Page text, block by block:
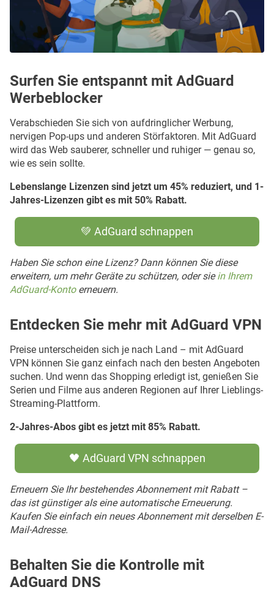
Surfen Sie entspannt mit AdGuard
Werbeblocker
Verabschieden Sie sich von aufdringlicher Werbung,
nervigen Pop-ups und anderen Störfaktoren. Mit AdGuard
wird das Web sauberer, schneller und ruhiger — genau so,
wie es sein sollte.
Lebenslange Lizenzen sind jetzt um 45% reduziert, und 1-
Jahres-Lizenzen gibt es mit 50% Rabatt.
💚 AdGuard schnappen
Haben Sie schon eine Lizenz? Dann können Sie diese
erweitern, um mehr Geräte zu schützen, oder siein Ihrem
AdGuard-Kontoerneuern.
Entdecken Sie mehr mit AdGuard VPN
Preise unterscheiden sich je nach Land – mit AdGuard
VPN können Sie ganz einfach nach den besten Angeboten
suchen. Und wenn das Shopping erledigt ist, genießen Sie
Serien und Filme aus anderen Regionen auf Ihrer Lieblings-
Streaming-Plattform.
2-Jahres-Abos gibt es jetzt mit 85% Rabatt.
🖤 AdGuard VPN schnappen
Erneuern Sie Ihr bestehendes Abonnement mit Rabatt –
das ist günstiger als eine automatische Erneuerung.
Kaufen Sie einfach ein neues Abonnement mit derselben E-
Mail-Adresse.
Behalten Sie die Kontrolle mit
AdGuard DNS